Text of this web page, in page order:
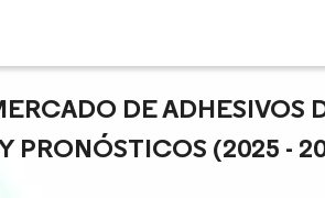
DE ADHESIVOS
PRONÓSTICOS (2025 -